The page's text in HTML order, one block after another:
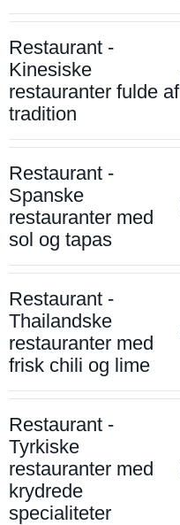
Restaurant -
Kinesiske
restauranter fulde af
tradition
Restaurant -
Spanske
restauranter med
sol og tapas
Restaurant -
Thailandske
restauranter med
frisk chili og lime
Restaurant -
Tyrkiske
restauranter med
krydrede
specialiteter